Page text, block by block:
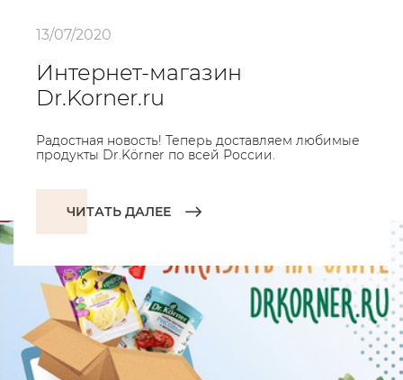
13/07/2020
Интернет-магазин
Dr.Korner.ru
Радостная новость! Теперь доставляем любимые
продукты Dr.Körner по всей России.
ЧИТАТЬ ДАЛЕЕ